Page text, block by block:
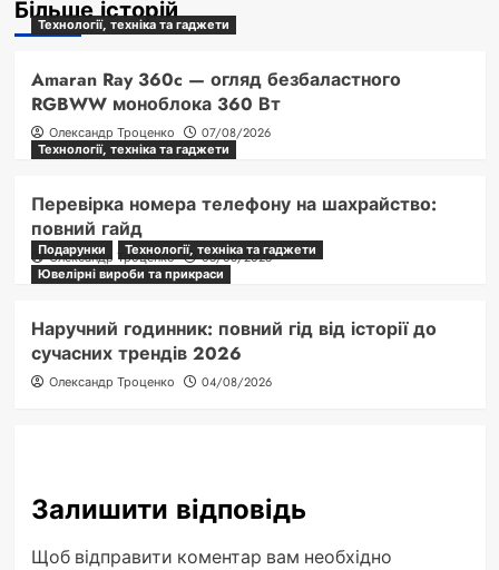
Більше історій
Технології, техніка та гаджети
Amaran Ray 360c — огляд безбаластного
RGBWW моноблока 360 Вт
Олександр Троценко
07/08/2026
Технології, техніка та гаджети
Перевірка номера телефону на шахрайство:
повний гайд
Олександр Троценко 05/08/2026
Подарунки
Технології, техніка та гаджети
Ювелірні вироби та прикраси
Наручний годинник: повний гід від історії до
сучасних трендів 2026
Олександр Троценко 04/08/2026
Залишити відповідь
Щоб відправити коментар вам необхідно